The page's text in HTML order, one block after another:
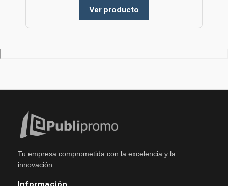
Ver producto
Tu empresa comprometida con la excelencia y la
innovación.